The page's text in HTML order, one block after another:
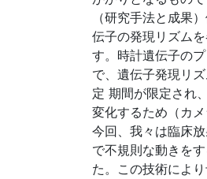
（研究手法と成果
伝子の発現リズム
す。時計遺伝子の
で、遺伝子発現リ
定 期間が限定され
変化するため（カ
今回、我々は臨床
で不規則な動きを
た。この技術によ